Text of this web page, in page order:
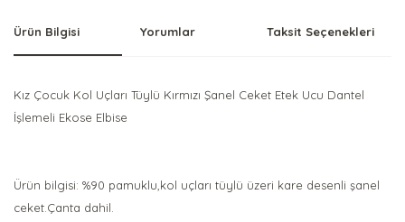
Ürün Bilgisi Yorumlar Taksit Seçenekleri
Kız Çocuk Kol Uçları Tüylü Kırmızı Şanel Ceket Etek Ucu Dantel
İşlemeli Ekose Elbise
Ürün bilgisi: %90 pamuklu,kol uçları tüylü üzeri kare desenli şanel
ceket.Çanta dahil.